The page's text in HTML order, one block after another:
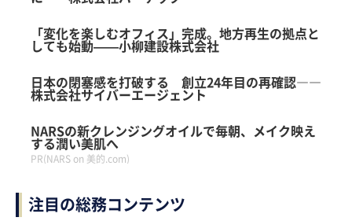
「変化を楽しむオフィス」完成。地方再生の拠点と
しても始動——小柳建設株式会社
日本の閉塞感を打破する 創立24年目の再確認――
株式会社サイバーエージェント
NARSの新クレンジングオイルで毎朝、メイク映え
する潤い美肌へ
PR(NARS on 美的.com)
注目の総務コンテンツ